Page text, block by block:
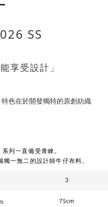
SS
享受設計」
色在於開發獨特的原創紡織
列一直備受青睞。
一無二的設計師牛仔布料。
3
75cm